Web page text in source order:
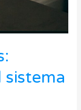
sistema